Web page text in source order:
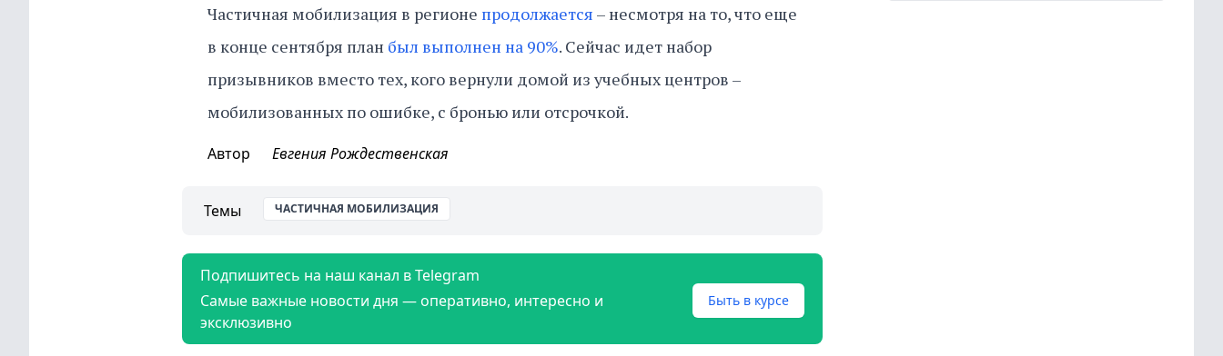
Частичная мобилизация в регионе продолжается – несмотря на то, что еще
в конце сентября план был выполнен на 90%. Сейчас идет набор
призывников вместо тех, кого вернули домой из учебных центров –
мобилизованных по ошибке, с бронью или отсрочкой.
Автор Евгения Рождественская
Темы ЧАСТИЧНАЯ МОБИЛИЗАЦИЯ
Подпишитесь на наш канал в Telegram
Самые важные новости дня — оперативно, интересно и
эксклюзивно
Быть в курсе